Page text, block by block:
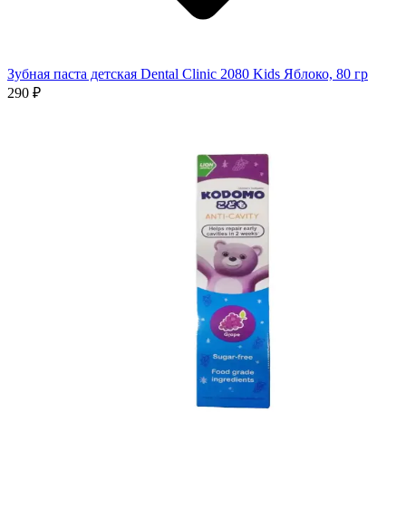
Зубная паста детская Dental Clinic 2080 Kids Яблоко, 80 гр
290 ₽